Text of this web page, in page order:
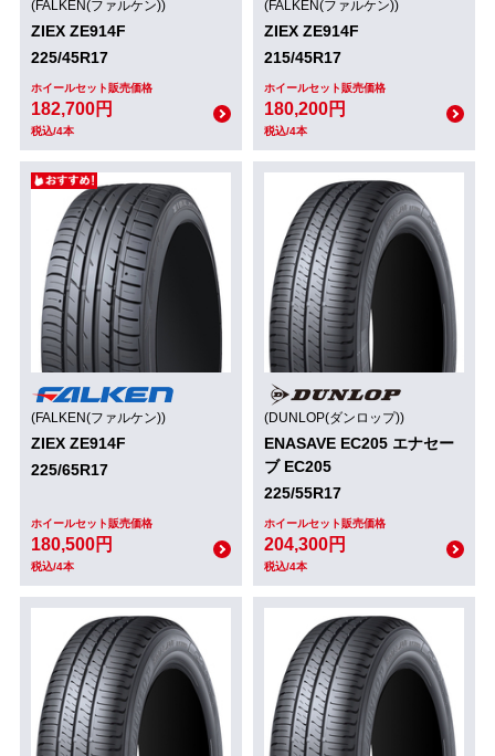
(FALKEN(ファルケン))
ZIEX ZE914F
225/45R17
ホイールセット販売価格
182,700円
税込/4本
(FALKEN(ファルケン))
ZIEX ZE914F
215/45R17
ホイールセット販売価格
180,200円
税込/4本
(FALKEN(ファルケン))
ZIEX ZE914F
225/65R17
ホイールセット販売価格
180,500円
税込/4本
(DUNLOP(ダンロップ))
ENASAVE EC205 エナセー
ブ EC205
225/55R17
ホイールセット販売価格
204,300円
税込/4本